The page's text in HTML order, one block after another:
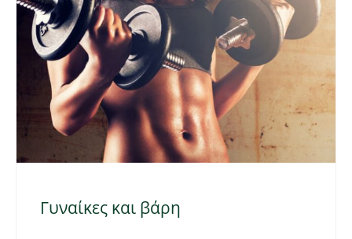
Γυναίκες και βάρη